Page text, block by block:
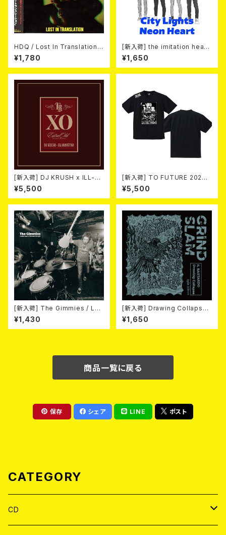
HDQ / Lost In Translation
CD
¥1,780
[新入荷] the imitation heart
s / City Lights Neon Heart
(7"EP)
¥1,650
[新入荷] DJ KRUSH x ILL-B
OSSTINO / XO (2CD)(限定
盤)
¥5,500
[新入荷] TO FUTURE 2026
× MOBSTYLES Tee
¥5,500
[新入荷] The Gimmies / Los
t Last Recordings (7")
¥1,430
[新入荷] Drawing Collaps
e//IL BASTARDO / GRIND S
LAM (CD)
¥1,650
商品一覧に戻る
保存 シェア LINE ポスト
CATEGORY
CD